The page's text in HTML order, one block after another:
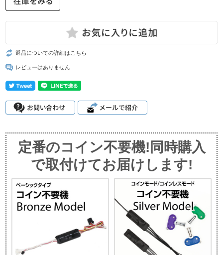
返品についての詳細はこちら
レビューはありません
定番のコイン不要機!同時購入
で取付けてお届けします!